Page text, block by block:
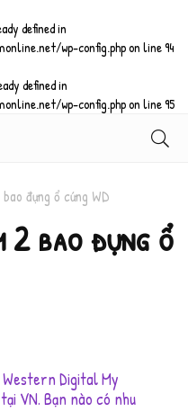
defined in
wp-config.phpon line94
defined in
wp-config.phpon line95
đựng ổ cứng WD
2 bao đựng ổ
Digital My
VN. Bạn nào có nhu